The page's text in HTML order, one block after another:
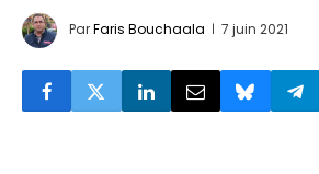
ParFaris Bouchaala 7 juin 2021